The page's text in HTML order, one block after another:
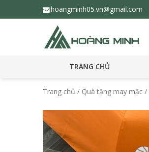
hoangminh05.vn@gmail.com
TRANG CHỦ
Trang chủ / Quà tặng may mặc /